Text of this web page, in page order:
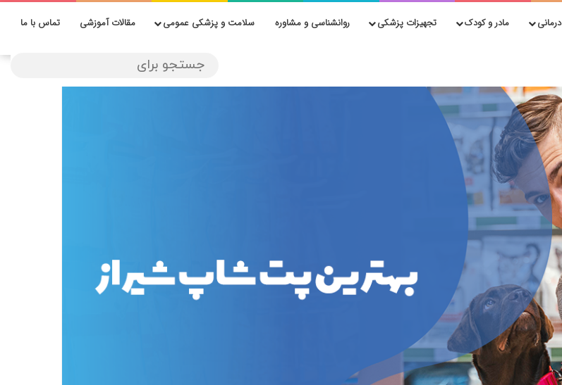
مادر و کودک تجهیزات پزشکی روانشناسی و مشاوره سلامت و پزشکی عمومی مقالات آموزشی تماس با ما